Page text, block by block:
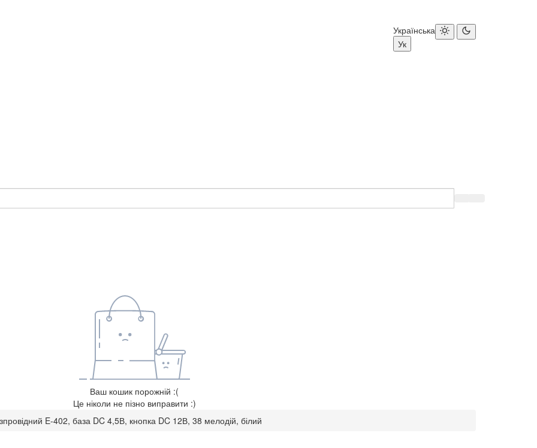
Українська
Ук
Ваш кошик порожній :(
Це ніколи не пізно виправити :)
E-402, база DC 4,5В, кнопка DC 12В, 38 мелодій, білий